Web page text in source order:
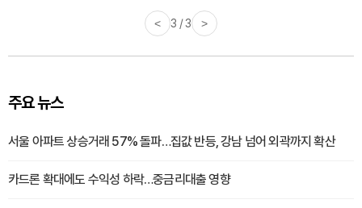
< 3 / 3 >
주요 뉴스
서울 아파트 상승거래 57% 돌파…집값 반등, 강남 넘어 외곽까지 확산
카드론 확대에도 수익성 하락…중금리대출 영향